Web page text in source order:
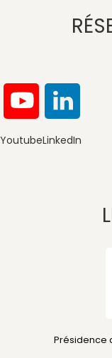
YoutubeLinkedIn
Présidence